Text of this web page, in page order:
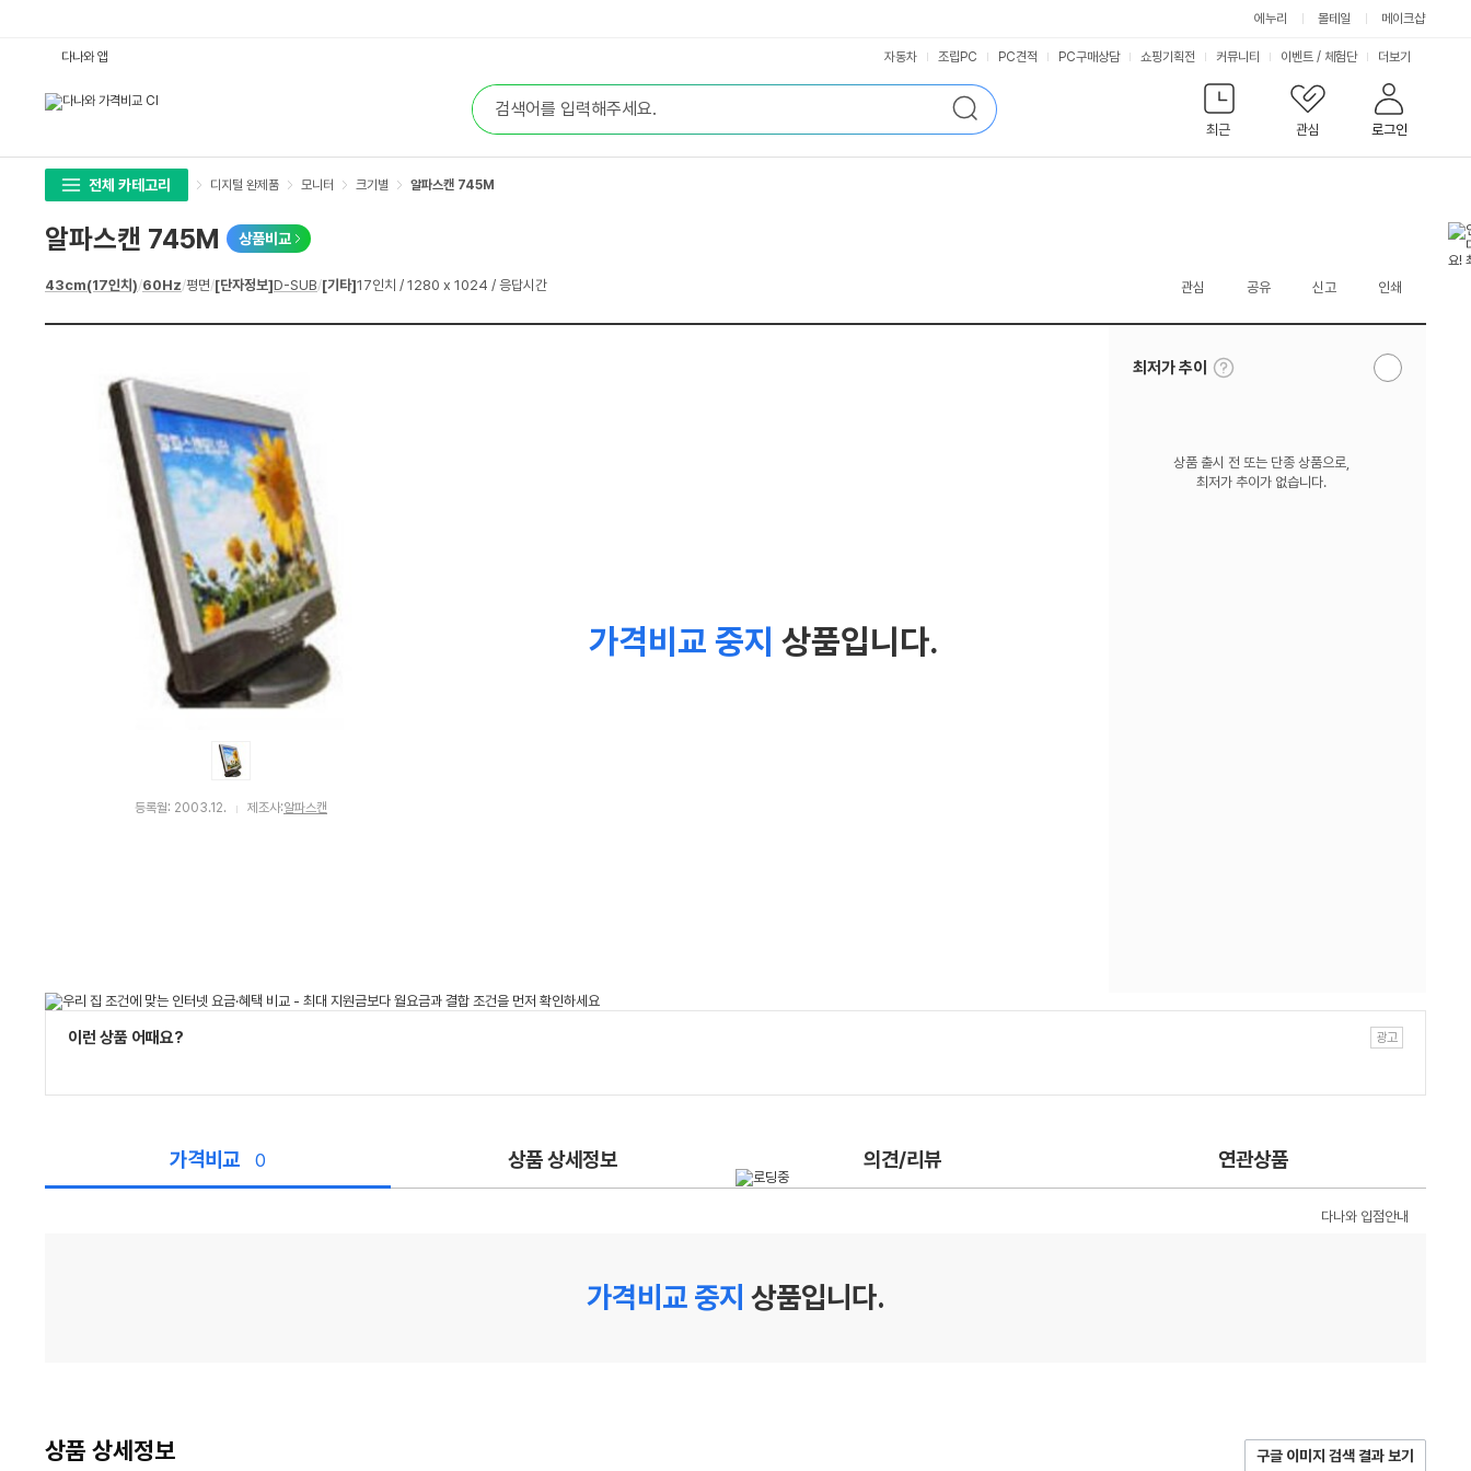
에누리 몰테일
메이크샵
합
검
색
검
색
최근
관심 로그인
다나와 앱 자동차 조립PC PC견적 PC구매상담 쇼핑기획전 커뮤니티 이벤트 / 체험단 서
비
스
더보기
전체 카테고리 디지털 완제품 모니터 크기별 알파스캔 745M
알파스캔 745M 상품비교
상
43cm(17인치)/60Hz/평면/[단자정보]D-SUB/[기타]17인치 / 1280 x 1024 / 응답시간 관심 공유 신고 인쇄
등록월: 2003.12. 제조사:알파스캔
가격비교 중지 상품입니다.
최저가 추이
툴
팁
알
상품 출시 전 또는 단종 상품으로,
최저가 추이가 없습니다.
이런 상품 어때요?
가격비교 0 상품 상세정보 의견/리뷰 연관상품
다나와 입점안내
가격비교 중지 상품입니다.
상품 상세정보 구글 이미지 검색 결과 보기